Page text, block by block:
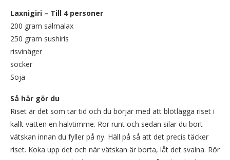
Laxnigiri – Till 4 personer
200 gram salmalax
250 gram sushiris
risvinäger
socker
Soja
Så här gör du
Riset är det som tar tid och du börjar med att blötlägga riset i
kallt vatten en halvtimme. Rör runt och sedan silar du bort
vätskan innan du fyller på ny. Häll på så att det precis täcker
riset. Koka upp det och när vätskan är borta, låt det svalna. Rör